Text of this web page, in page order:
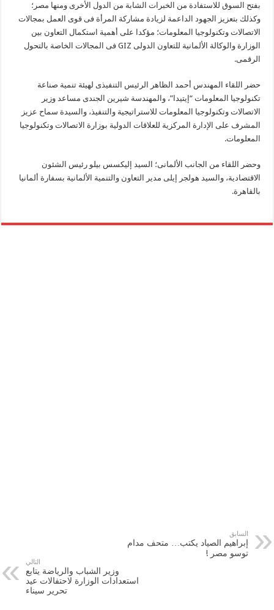
بفتح السوق للاستفادة من الخبرات الشابة من الدول الأخرى ومنها مصر؛
وكذلك بتعزيز الجهود الداعمة لزيادة مشاركة المرأة فى قوى العمل بمجالات
الاتصالات وتكنولوجيا المعلومات؛ مؤكدا على أهمية استكمال التعاون بين
الوزارة والوكالة الألمانية للتعاون الدولى GIZ فى المجالات الخاصة بالتحول
الرقمى.
حضر اللقاء المهندس أحمد الظاهر الرئيس التنفيذى لهيئة تنمية صناعة
تكنولوجيا المعلومات “إيتيدا”، والمهندسة شيرين الجندى مساعد وزير
الاتصالات وتكنولوجيا المعلومات للاستراتيجية والتنفيذ، والسيدة سماح عزيز
المشرف على الإدارة المركزية للعلاقات الدولية بوزارة الاتصالات وتكنولوجيا
المعلومات.
وحضر اللقاء من الجانب الألمانى؛ السيد إليكسس بيلو رئيس الشئون
الاقتصادية، والسيد هولجر إيلى مدير التعاون والتنمية الألمانية بسفارة ألمانيا
بالقاهرة.
السابق
إبراهيم الصياد يكتب… متحف مدام
توسو مصر !
التالي
وزير الشباب والرياضة يتابع
استعدادات الوزارة لاحتفالات عيد
تحرير سيناء